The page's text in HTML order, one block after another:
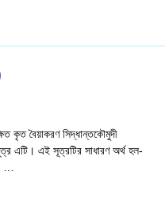
কৃত বৈয়াকরণ সিদ্ধান্তকৌমুদী
এটি। এই সূত্রটির সাধারণ অর্থ হল-
…